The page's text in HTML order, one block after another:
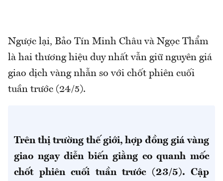
Ngược lại, Bảo Tín Minh Châu và Ngọc Thẩm
là hai thương hiệu duy nhất vẫn giữ nguyên giá
giao dịch vàng nhẫn so với chốt phiên cuối
tuần trước (24/5).
Trên thị trường thế giới, hợp đồng giá vàng
giao ngay diễn biến giằng co quanh mốc
chốt phiên cuối tuần trước (23/5). Cập